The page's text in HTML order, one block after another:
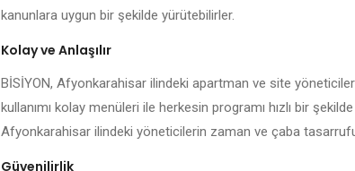
kanunlara uygun bir şekilde yürütebilirler.
Kolay ve Anlaşılır
BİSİYON, Afyonkarahisar ilindeki apartman ve site
kullanımı kolay menüleri ile herkesin programı hızlı bir
Afyonkarahisar ilindeki yöneticilerin zaman ve çaba tasarrufu
Güvenilirlik